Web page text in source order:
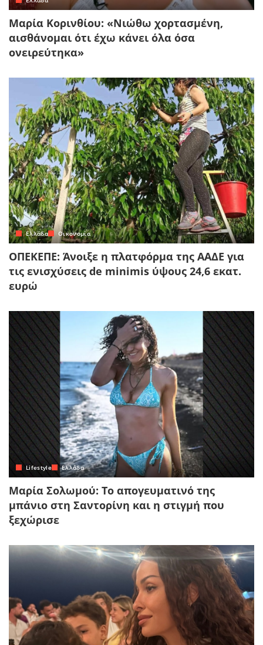
Μαρία Κορινθίου: «Νιώθω χορτασμένη,
αισθάνομαι ότι έχω κάνει όλα όσα
ονειρεύτηκα»
Ελλάδα Οικονομία
ΟΠΕΚΕΠΕ: Άνοιξε η πλατφόρμα της ΑΑΔΕ για
τις ενισχύσεις de minimis ύψους 24,6 εκατ.
ευρώ
Lifestyle Ελλάδα
Μαρία Σολωμού: Το απογευματινό της
μπάνιο στη Σαντορίνη και η στιγμή που
ξεχώρισε